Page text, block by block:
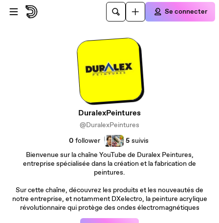
Passer au contenu principal
Se connecter
DuralexPeintures
@DuralexPeintures
0 follower 5 suivis
Bienvenue sur la chaîne YouTube de Duralex Peintures,
entreprise spécialisée dans la création et la fabrication de
peintures.
Sur cette chaîne, découvrez les produits et les nouveautés de
notre entreprise, et notamment DXelectro, la peinture acrylique
révolutionnaire qui protège des ondes électromagnétiques